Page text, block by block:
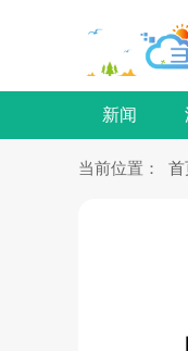
新闻
当前位置： 首
【